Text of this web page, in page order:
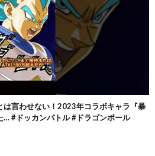
は言わせない！2023年コラボキャラ『暴
… #ドッカンバトル #ドラゴンボール